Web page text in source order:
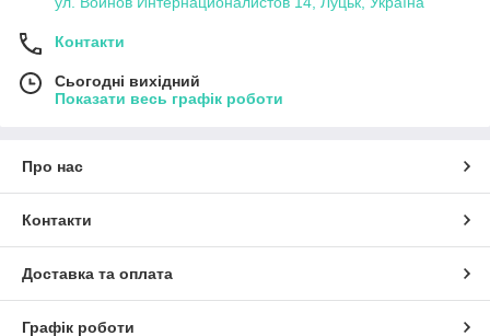
Контакти
Сьогодні вихідний
Показати весь графік роботи
Про нас
Контакти
Доставка та оплата
Графік роботи